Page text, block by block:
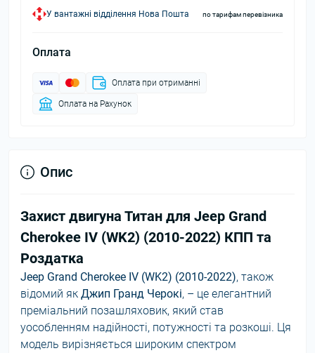
У вантажні відділення Нова Пошта по тарифам перевізника
Оплата
Оплата при отриманні
Оплата на Рахунок
Опис
Захист двигуна Титан для Jeep Grand
Cherokee IV (WK2) (2010-2022) КПП та
Роздатка
Jeep Grand Cherokee IV (WK2) (2010-2022), також
відомий як Джип Гранд Черокі, – це елегантний
преміальний позашляховик, який став
уособленням надійності, потужності та розкоші. Ця
модель вирізняється широким спектром